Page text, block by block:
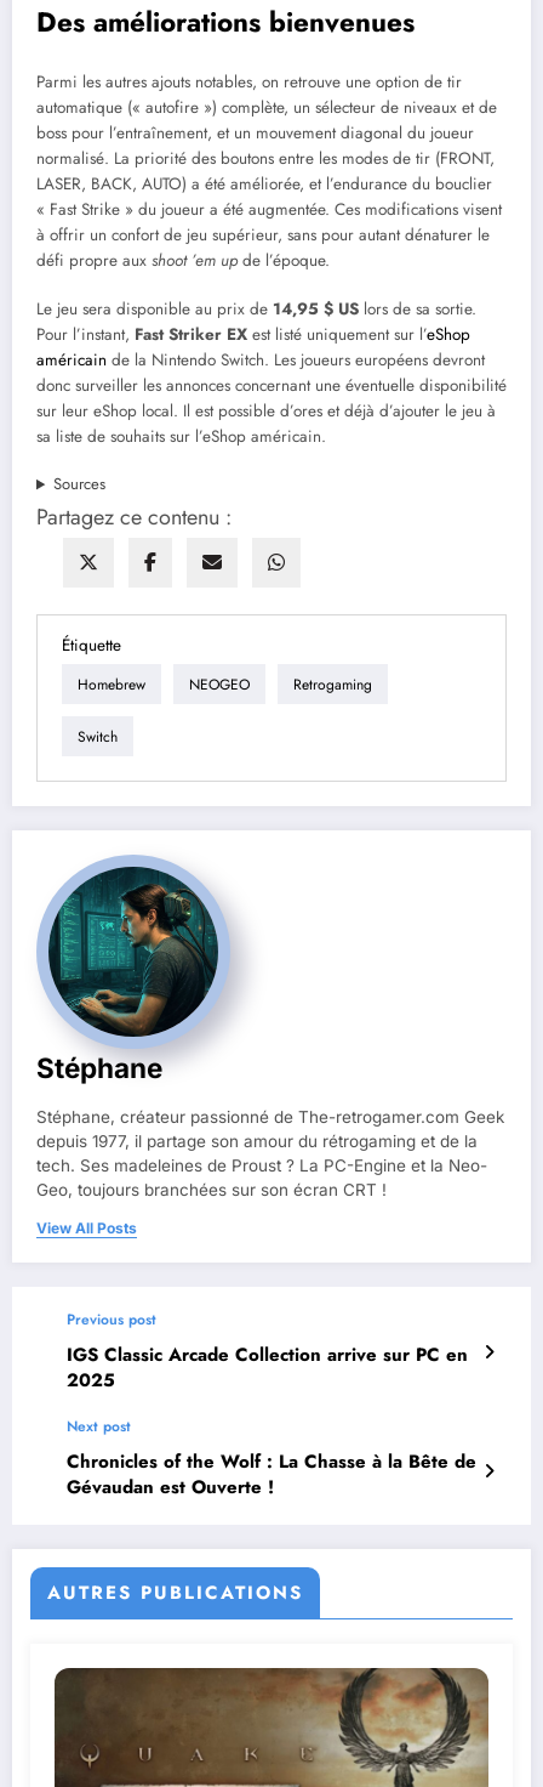
Des améliorations bienvenues
Parmi les autres ajouts notables, on retrouve une option de tir
automatique (« autofire ») complète, un sélecteur de niveaux et de
boss pour l’entraînement, et un mouvement diagonal du joueur
normalisé. La priorité des boutons entre les modes de tir (FRONT,
LASER, BACK, AUTO) a été améliorée, et l’endurance du bouclier
« Fast Strike » du joueur a été augmentée. Ces modifications visent
à offrir un confort de jeu supérieur, sans pour autant dénaturer le
défi propre aux shoot ’em upde l’époque.
Le jeu sera disponible au prix de 14,95 $ US lors de sa sortie.
Pour l’instant, Fast Striker EX est listé uniquement sur l’eShop
américain de la Nintendo Switch. Les joueurs européens devront
donc surveiller les annonces concernant une éventuelle disponibilité
sur leur eShop local. Il est possible d’ores et déjà d’ajouter le jeu à
sa liste de souhaits sur l’eShop américain.
Sources
Partagez ce contenu :
Étiquette
Homebrew NEOGEO Retrogaming
Switch
Stéphane
Stéphane, créateur passionné de The-retrogamer.com Geek
depuis 1977, il partage son amour du rétrogaming et de la
tech. Ses madeleines de Proust ? La PC-Engine et la Neo-
Geo, toujours branchées sur son écran CRT !
View All Posts
Previous post
IGS Classic Arcade Collection arrive sur PC en
2025
Next post
Chronicles of the Wolf : La Chasse à la Bête de
Gévaudan est Ouverte !
AUTRES PUBLICATIONS